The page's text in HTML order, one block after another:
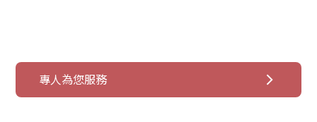
專人為您服務